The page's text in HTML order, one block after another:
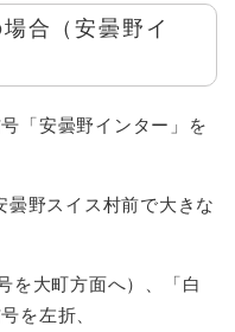
合（安曇野イ
「安曇野インター」を
野スイス村前で大きな
を大町方面へ）、「白
を左折、